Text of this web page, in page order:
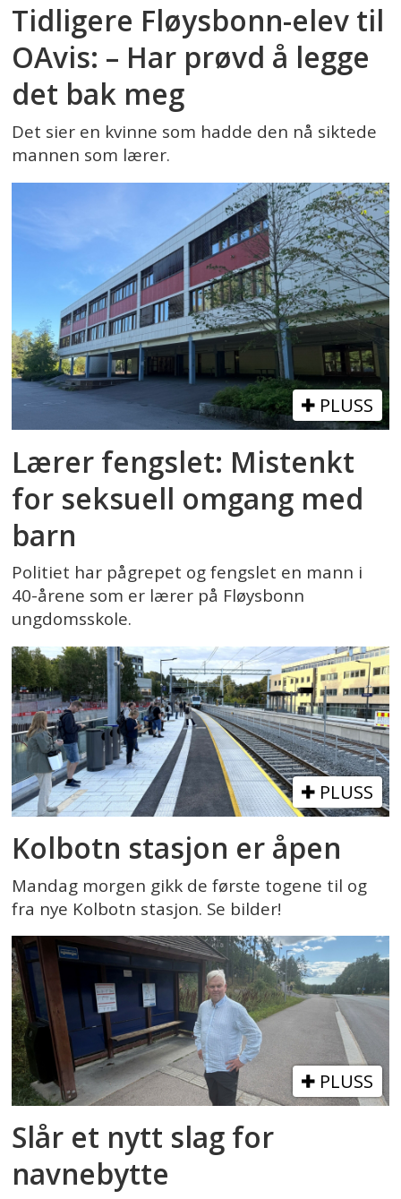
Tidligere Fløysbonn-elev til
OAvis: – Har prøvd å legge
det bak meg
Det sier en kvinne som hadde den nå siktede
mannen som lærer.
PLUSS
Lærer fengslet: Mistenkt
for seksuell omgang med
barn
Politiet har pågrepet og fengslet en mann i
40-årene som er lærer på Fløysbonn
ungdomsskole.
PLUSS
Kolbotn stasjon er åpen
Mandag morgen gikk de første togene til og
fra nye Kolbotn stasjon. Se bilder!
PLUSS
Slår et nytt slag for
navnebytte